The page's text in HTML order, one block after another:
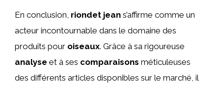
En conclusion, riondet jean s’affirme comme un
acteur incontournable dans le domaine des
produits pour oiseaux. Grâce à sa rigoureuse
analyse et à ses comparaisons méticuleuses
des différents articles disponibles sur le marché, il